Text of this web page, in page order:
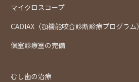
マイクロスコープ
CADIAX（顎機能咬合診断診療プログラム）
個室診療室の完備
むし歯の治療